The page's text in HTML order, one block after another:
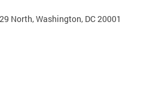
North, Washington, DC 20001